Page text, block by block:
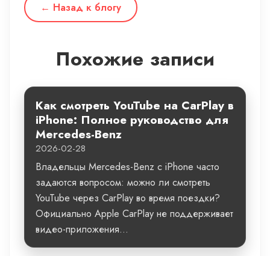
← Назад к блогу
Похожие записи
Как смотреть YouTube на CarPlay в
iPhone: Полное руководство для
Mercedes-Benz
2026-02-28
Владельцы Mercedes-Benz с iPhone часто
задаются вопросом: можно ли смотреть
YouTube через CarPlay во время поездки?
Официально Apple CarPlay не поддерживает
видео-приложения...